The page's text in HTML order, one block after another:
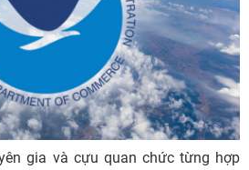
gia và cựu quan chức từng hợp